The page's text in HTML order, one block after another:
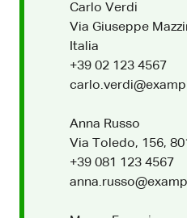
Carlo Verdi
Via Giuseppe
Italia
+39 02 123 4567
Anna Russo
Via Toledo, 156,
+39 081 123 4567